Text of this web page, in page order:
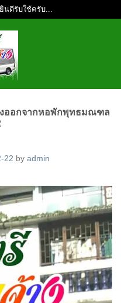
นดีรับใช้ครับ...
งออกจากหอพักพุทธมณฑล
22 by admin